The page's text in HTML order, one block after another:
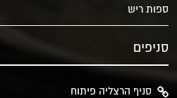
ספות ריש
סניפים
סניף הרצליה פיתוח